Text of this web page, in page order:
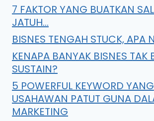
7 FAKTOR YANG BUATKAN
JATUH…
BISNES TENGAH STUCK, APA
KENAPA BANYAK BISNES TAK
SUSTAIN?
5 POWERFUL KEYWORD YANG
USAHAWAN PATUT GUNA
MARKETING